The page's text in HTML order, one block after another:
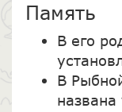
Память
В его
В
названа